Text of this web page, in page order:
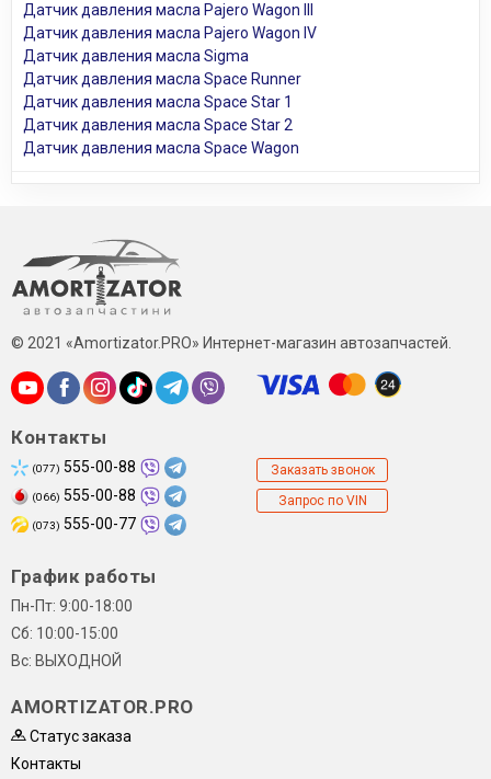
Датчик давления масла Pajero Wagon III
Датчик давления масла Pajero Wagon IV
Датчик давления масла Sigma
Датчик давления масла Space Runner
Датчик давления масла Space Star 1
Датчик давления масла Space Star 2
Датчик давления масла Space Wagon
© 2021 «Amortizator.PRO» Интернет-магазин автозапчастей.
Контакты
(077) 555-00-88
(066) 555-00-88
(073) 555-00-77
Заказать звонок
Запрос по VIN
График работы
Пн-Пт: 9:00-18:00
Сб: 10:00-15:00
Вс: ВЫХОДНОЙ
AMORTIZATOR.PRO
Статус заказа
Контакты